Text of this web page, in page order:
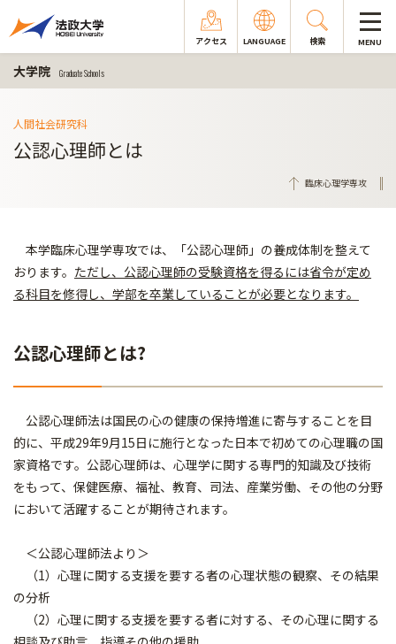
アクセス LANGUAGE 検索 MENU
大学院 Graduate Schools
人間社会研究科
公認心理師とは
臨床心理学専攻
本学臨床心理学専攻では、「公認心理師」の養成体制を整えて
おります。 ただし、公認心理師の受験資格を得るには省令が定め
る科目を修得し、学部を卒業していることが必要となります。
公認心理師とは?
公認心理師法は国民の心の健康の保持増進に寄与することを目
的に、平成29年9月15日に施行となった日本で初めての心理職の国
家資格です。公認心理師は、心理学に関する専門的知識及び技術
をもって、保健医療、福祉、教育、司法、産業労働、その他の分野
において活躍することが期待されます。
＜公認心理師法より＞
（1）心理に関する支援を要する者の心理状態の観察、その結果
の分析
（2）心理に関する支援を要する者に対する、その心理に関する